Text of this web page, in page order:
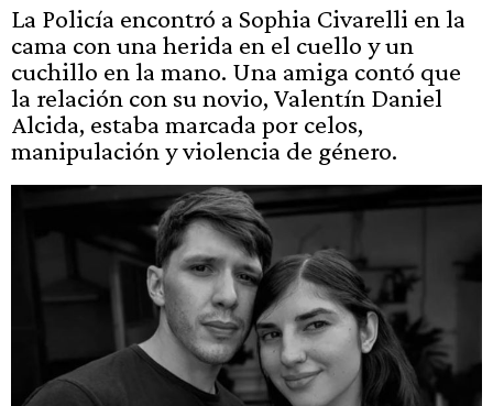
La Policía encontró a Sophia Civarelli en la
cama con una herida en el cuello y un
cuchillo en la mano. Una amiga contó que
la relación con su novio, Valentín Daniel
Alcida, estaba marcada por celos,
manipulación y violencia de género.